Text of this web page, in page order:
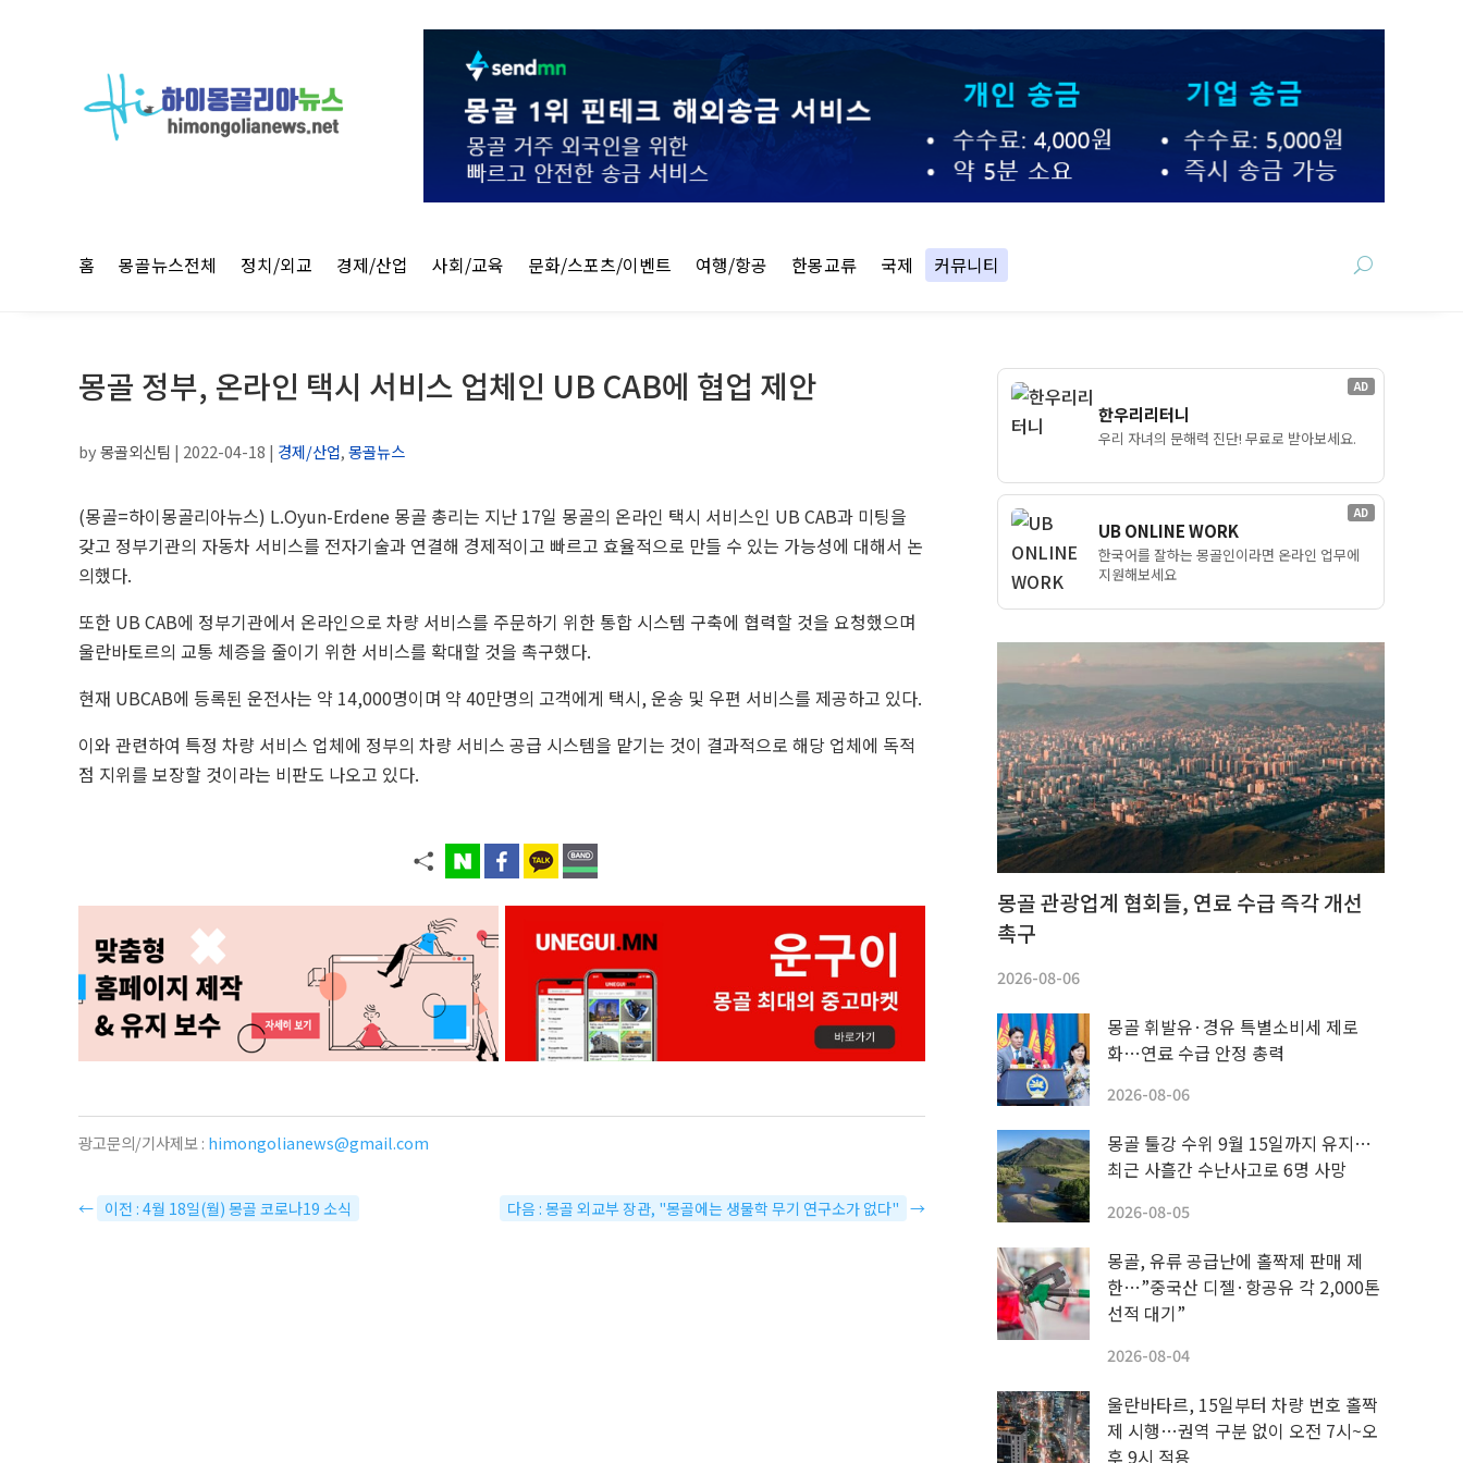
홈 몽골뉴스전체 정치/외교 경제/산업 사회/교육 문화/스포츠/이벤트 여행/항공 한몽교류 국제 커뮤니티
몽골 정부, 온라인 택시 서비스 업체인 UB CAB에 협업 제안
by몽골외신팀 | 2022-04-18 | 경제/산업,몽골뉴스
(몽골=하이몽골리아뉴스) L.Oyun-Erdene 몽골 총리는 지난 17일 몽골의 온라인 택시 서비스인 UB CAB과 미팅을
갖고 정부기관의 자동차 서비스를 전자기술과 연결해 경제적이고 빠르고 효율적으로 만들 수 있는 가능성에 대해서 논
의했다.
또한 UB CAB에 정부기관에서 온라인으로 차량 서비스를 주문하기 위한 통합 시스템 구축에 협력할 것을 요청했으며
울란바토르의 교통 체증을 줄이기 위한 서비스를 확대할 것을 촉구했다.
현재 UBCAB에 등록된 운전사는 약 14,000명이며 약 40만명의 고객에게 택시, 운송 및 우편 서비스를 제공하고 있다.
이와 관련하여 특정 차량 서비스 업체에 정부의 차량 서비스 공급 시스템을 맡기는 것이 결과적으로 해당 업체에 독적
점 지위를 보장할 것이라는 비판도 나오고 있다.
광고문의/기사제보 : himongolianews@gmail.com
← 이전 : 4월 18일(월) 몽골 코로나19 소식 다음 : 몽골 외교부 장관, "몽골에는 생물학 무기 연구소가 없다" →
AD
한우리리터니
우리 자녀의 문해력 진단! 무료로 받아보세요.
AD
UB ONLINE WORK
한국어를 잘하는 몽골인이라면 온라인 업무에
지원해보세요
몽골 관광업계 협회들, 연료 수급 즉각 개선
촉구
2026-08-06
몽골 휘발유·경유 특별소비세 제로
화…연료 수급 안정 총력
2026-08-06
몽골 툴강 수위 9월 15일까지 유지…
최근 사흘간 수난사고로 6명 사망
2026-08-05
몽골, 유류 공급난에 홀짝제 판매 제
한…”중국산 디젤·항공유 각 2,000톤
선적 대기”
2026-08-04
울란바타르, 15일부터 차량 번호 홀짝
제 시행…권역 구분 없이 오전 7시~오
후 9시 적용